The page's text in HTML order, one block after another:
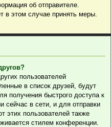
об отправителе.
в этом случае принять меры.
пользователей
в список друзей, будут
получения быстрого доступа к
сейчас в сети, и для отправки
этих пользователей также
стилем конференции.